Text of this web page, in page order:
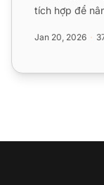
tích hợp để
Jan 20, 2026